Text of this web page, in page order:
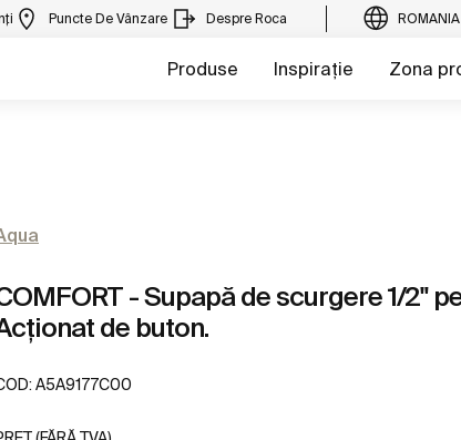
Puncte De Vânzare Despre Roca ROMANIA
Produse Inspirație Zona
- Supapă de scurgere 1/2"
de buton.
A5A9177C00